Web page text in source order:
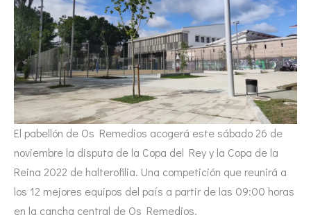
El pabellón de Os Remedios acogerá este sábado 26 de
noviembre la disputa de la Copa del Rey y la Copa de la
Reina 2022 de halterofilia. Una competición que reunirá a
los 12 mejores equipos del país a partir de las 09:00 horas
en la cancha central de Os Remedios.